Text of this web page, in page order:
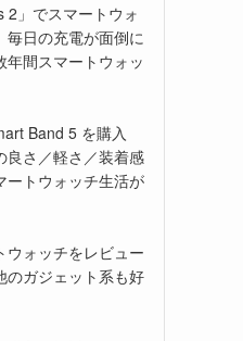
2」でスマートウォ
毎日の充電が面倒に
年間スマートウォッ
Band 5 を購入
良さ／軽さ／装着感
ートウォッチ生活が
ウォッチをレビュー
のガジェット系も好